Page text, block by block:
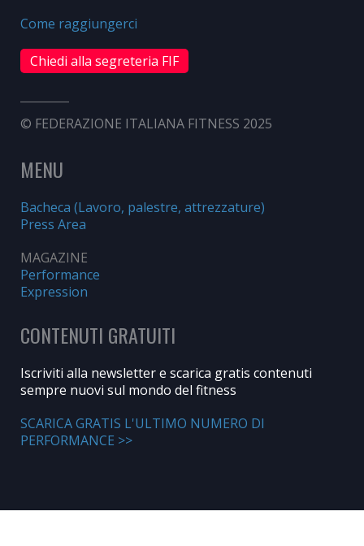
Come raggiungerci
Chiedi alla segreteria FIF
© FEDERAZIONE ITALIANA FITNESS 2025
MENU
Bacheca (Lavoro, palestre, attrezzature)
Press Area
MAGAZINE
Performance
Expression
CONTENUTI GRATUITI
Iscriviti alla newsletter e scarica gratis contenuti
sempre nuovi sul mondo del fitness
SCARICA GRATIS L'ULTIMO NUMERO DI
PERFORMANCE >>